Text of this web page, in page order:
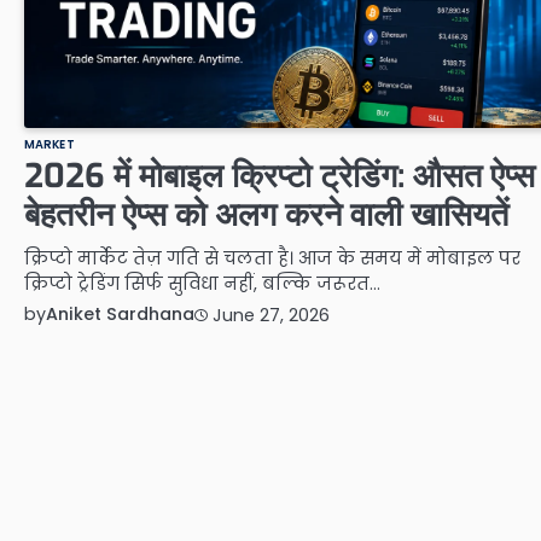
MARKET
2026 में मोबाइल क्रिप्टो ट्रेडिंग: औसत
बेहतरीन ऐप्स को अलग करने वाली खासियतें
क्रिप्टो मार्केट तेज़ गति से चलता है। आज के समय में मोबाइल पर
क्रिप्टो ट्रेडिंग सिर्फ सुविधा नहीं, बल्कि जरूरत…
byAniket Sardhana June 27, 2026